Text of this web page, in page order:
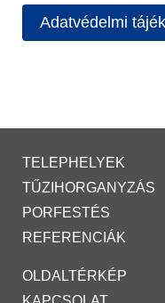
Adatvédelmi
TELEPHELYEK
TŰZIHORGANYZÁS
PORFESTÉS
REFERENCIÁK
OLDALTÉRKÉP